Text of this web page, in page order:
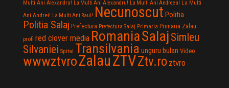
Multi Ani Alexandra! La Multi Ani Alexandru! La Multi Ani Andreea! La Multi
Ani Andrei! La Multi Ani Raul! Necunoscut Politia
Politia Salaj Prefectura Prefectura Salaj Primaria Primaria Zalau
profi red clover media RomaniaSalaj Simleu
Silvaniei Spital Transilvania unguru bulan Video
wwwztvroZalauZTVZtv.ro ztvro